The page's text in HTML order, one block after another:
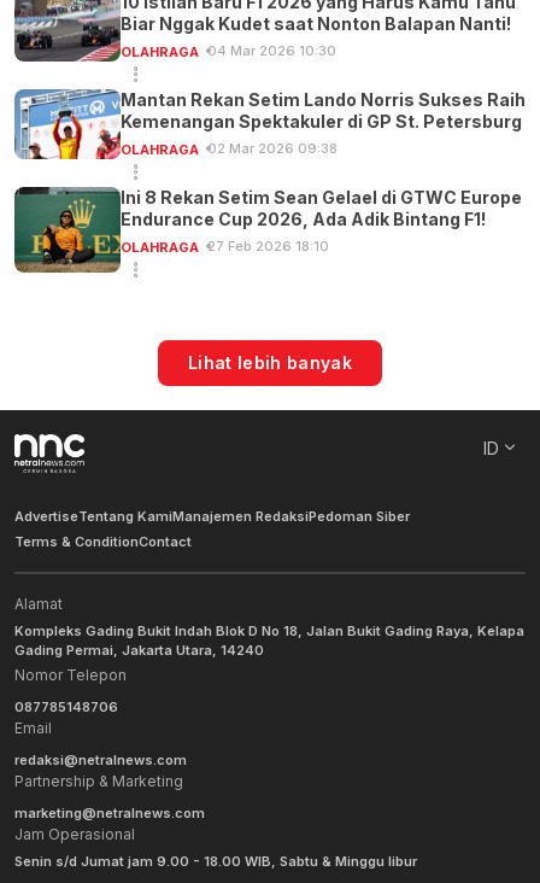
Biar Nggak Kudet saat Nonton Balapan Nanti!
OLAHRAGA 04 Mar 2026 10:30
Mantan Rekan Setim Lando Norris Sukses Raih
Kemenangan Spektakuler di GP St. Petersburg
OLAHRAGA 02 Mar 2026 09:38
Ini 8 Rekan Setim Sean Gelael di GTWC Europe
Endurance Cup 2026, Ada Adik Bintang F1!
OLAHRAGA 27 Feb 2026 18:10
Lihat lebih banyak
ID
AdvertiseTentang KamiManajemen RedaksiPedoman Siber
Terms & ConditionContact
Alamat
Kompleks Gading Bukit Indah Blok D No 18, Jalan Bukit Gading Raya, Kelapa
Gading Permai, Jakarta Utara, 14240
Nomor Telepon
087785148706
Email
redaksi@netralnews.com
Partnership & Marketing
marketing@netralnews.com
Jam Operasional
Senin s/d Jumat jam 9.00 - 18.00 WIB, Sabtu & Minggu libur